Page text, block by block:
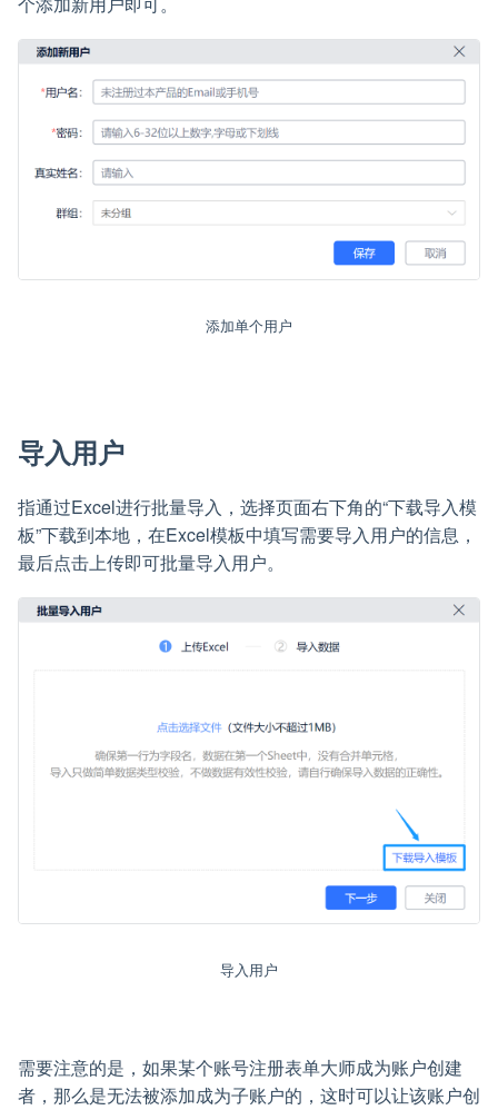
添加单个用户
导入用户
指通过Excel进行批量导入，选择页面右下角的“下载导入模
板”下载到本地，在Excel模板中填写需要导入用户的信息，
最后点击上传即可批量导入用户。
导入用户
需要注意的是，如果某个账号注册表单大师成为账户创建
者，那么是无法被添加成为子账户的，这时可以让该账户创